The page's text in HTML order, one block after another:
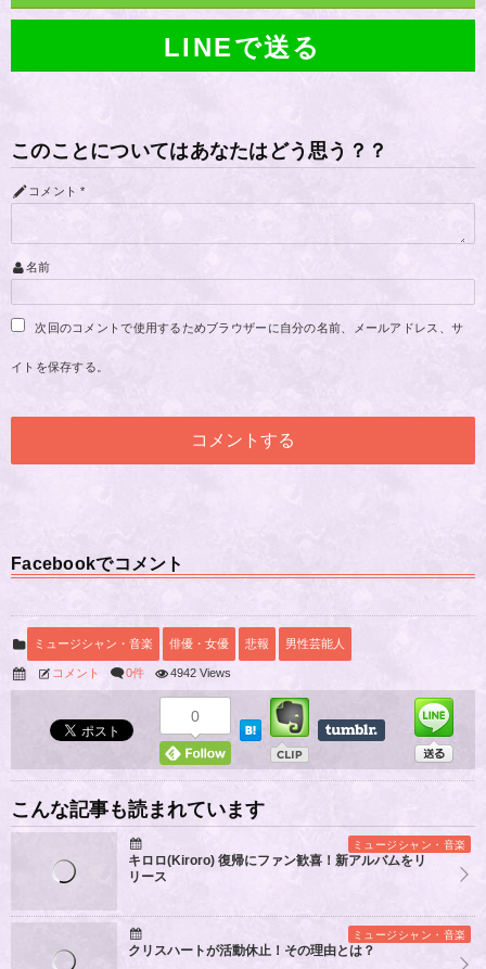
LINEで送る
このことについてはあなたはどう思う？？
コメント *
名前
次回のコメントで使用するためブラウザーに自分の名前、メールアドレス、サ
イトを保存する。
Facebookでコメント
ミュージシャン・音楽 俳優・女優 悲報 男性芸能人
コメント 0件 4942 Views
0
こんな記事も読まれています
ミュージシャン・音楽
キロロ(Kiroro) 復帰にファン歓喜！新アルバムをリ
リース
ミュージシャン・音楽
クリスハートが活動休止！その理由とは？